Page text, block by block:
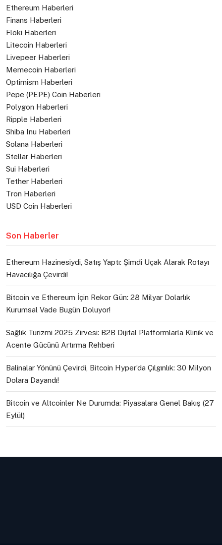
Ethereum Haberleri
Finans Haberleri
Floki Haberleri
Litecoin Haberleri
Livepeer Haberleri
Memecoin Haberleri
Optimism Haberleri
Pepe (PEPE) Coin Haberleri
Polygon Haberleri
Ripple Haberleri
Shiba Inu Haberleri
Solana Haberleri
Stellar Haberleri
Sui Haberleri
Tether Haberleri
Tron Haberleri
USD Coin Haberleri
Son Haberler
Ethereum Hazinesiydi, Satış Yaptı: Şimdi Uçak Alarak Rotayı
Havacılığa Çevirdi!
Bitcoin ve Ethereum İçin Rekor Gün: 28 Milyar Dolarlık
Kurumsal Vade Bugün Doluyor!
Sağlık Turizmi 2025 Zirvesi: B2B Dijital Platformlarla Klinik ve
Acente Gücünü Artırma Rehberi
Balinalar Yönünü Çevirdi, Bitcoin Hyper’da Çılgınlık: 30 Milyon
Dolara Dayandı!
Bitcoin ve Altcoinler Ne Durumda: Piyasalara Genel Bakış (27
Eylül)